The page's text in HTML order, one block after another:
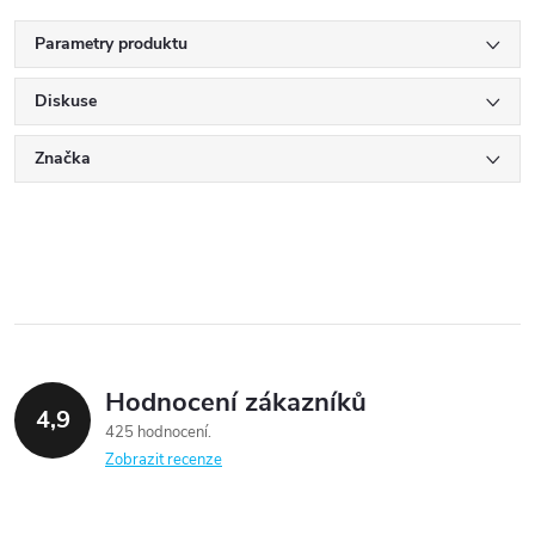
Parametry produktu
Diskuse
Značka
4,9 Hodnocení zákazníků
425 hodnocení
Zobrazit recenze